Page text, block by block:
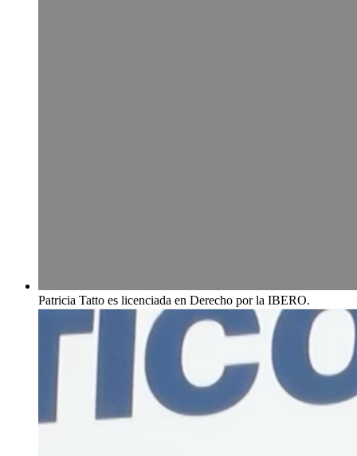
Patricia Tatto es licenciada en Derecho por la IBERO.